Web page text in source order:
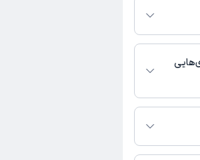
صورت فعال بودن
پزشکی و
فعالیت
بگیرید.